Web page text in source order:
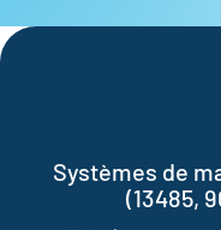
Systèmes de
(13485,